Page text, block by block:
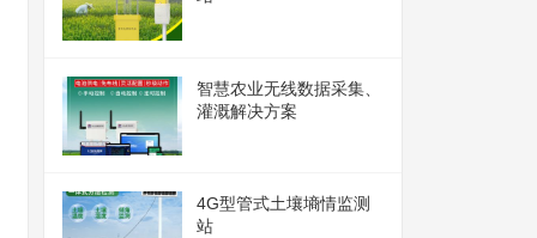
智慧农业无线数据采集、
灌溉解决方案
4G型管式土壤墒情监测
站